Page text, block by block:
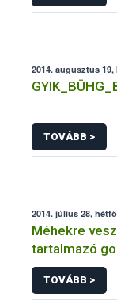
2014. augusztus 19,
TOVÁBB >
2014. július 28, hétfő
Méhekre
tartalmazó
forgalomból a
TOVÁBB >